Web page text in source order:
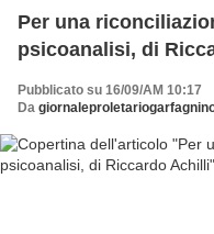
Per una
psicoanalisi, di
Pubblicato su 16/09/AM 10:17
Da